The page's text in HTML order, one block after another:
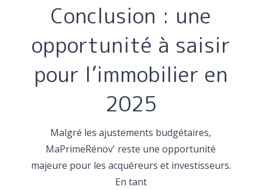
Conclusion : une
opportunité à saisir
pour l’immobilier en
2025
Malgré les ajustements budgétaires,
MaPrimeRénov' reste une opportunité
majeure pour les acquéreurs et investisseurs.
En tant